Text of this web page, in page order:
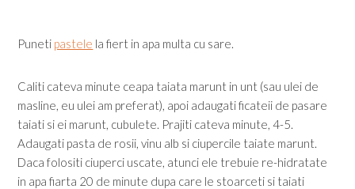
Puneti pastele la fiert in apa multa cu sare.
Caliti cateva minute ceapa taiata marunt in unt (sau ulei de
masline, eu ulei am preferat), apoi adaugati ficateii de pasare
taiati si ei marunt, cubulete. Prajiti cateva minute, 4-5.
Adaugati pasta de rosii, vinu alb si ciupercile taiate marunt.
Daca folositi ciuperci uscate, atunci ele trebuie re-hidratate
in apa fiarta 20 de minute dupa care le stoarceti si taiati